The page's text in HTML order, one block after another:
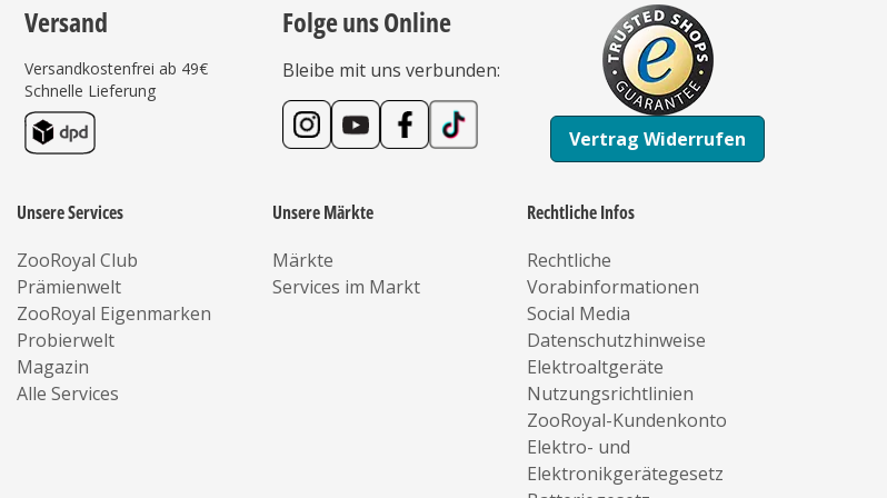
Versand
Versandkostenfrei ab 49€
Schnelle Lieferung
Folge uns Online
Bleibe mit uns verbunden:
Vertrag Widerrufen
Unsere Services
ZooRoyal Club
Prämienwelt
ZooRoyal Eigenmarken
Probierwelt
Magazin
Alle Services
Unsere Märkte
Märkte
Services im Markt
Rechtliche Infos
Rechtliche
Vorabinformationen
Social Media
Datenschutzhinweise
Elektroaltgeräte
Nutzungsrichtlinien
ZooRoyal-Kundenkonto
Elektro- und
Elektronikgerätegesetz